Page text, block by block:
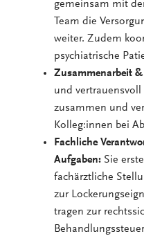
gemeinsam mit
Team die
weiter. Zudem
psychiatrische
Zusammenarbeit
und
zusammen und
Kolleg:innen bei
Fachliche
Aufgaben: Sie
fachärztliche
zur
tragen zur